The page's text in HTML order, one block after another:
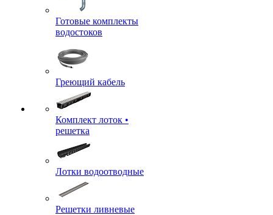
Готовые комплекты
водостоков
Греющий кабель
Комплект лоток •
решетка
Лотки водоотводные
Решетки ливневые